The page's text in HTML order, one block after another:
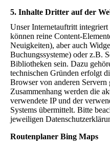
5. Inhalte Dritter auf der
Unser Internetauftritt
können reine Content-
Neuigkeiten), aber auch
Buchungssysteme) oder z.B.
Bibliotheken sein. Dazu
technischen Gründen erfolgt
Browser von anderen Servern
Zusammenhang werden die
verwendete IP und der
Systems übermittelt. Bitte
jeweiligen
Routenplaner Bing Maps